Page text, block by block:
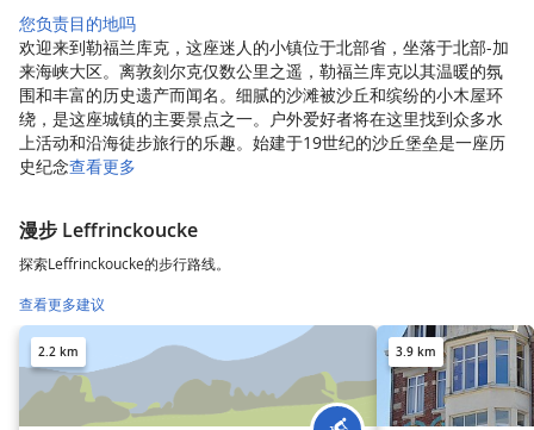
您负责目的地吗
欢迎来到勒福兰库克，这座迷人的小镇位于北部省，坐落于北部-加
来海峡大区。离敦刻尔克仅数公里之遥，勒福兰库克以其温暖的氛
围和丰富的历史遗产而闻名。细腻的沙滩被沙丘和缤纷的小木屋环
绕，是这座城镇的主要景点之一。户外爱好者将在这里找到众多水
上活动和沿海徒步旅行的乐趣。始建于19世纪的沙丘堡垒是一座历
史纪念查看更多
漫步 Leffrinckoucke
探索Leffrinckoucke的步行路线。
查看更多建议
2.2 km 3.9 km